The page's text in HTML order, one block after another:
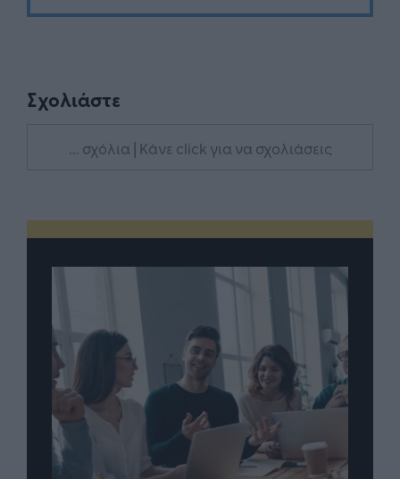
Σχολιάστε
... σχόλια | Κάνε click για να σχολιάσεις